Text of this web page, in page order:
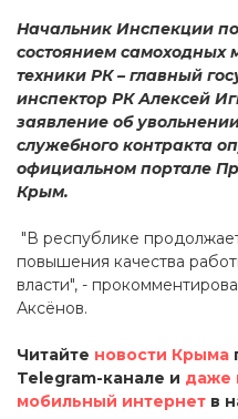
Начальник Инспекции
состоянием самоходных
техники РК – главный
инспектор РК Алексей
заявление об
служебного контракта
официальном портале
Крым.
"В республике
повышения качества
власти", -
Аксёнов.
Читайте новости Крыма
Telegram-канале и даже
мобильный интернет в